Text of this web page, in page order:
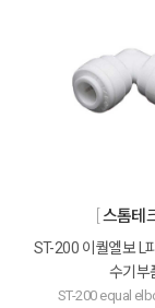
스톰테
ST-200 이퀄엘보 L
수기부
ST-200 equal